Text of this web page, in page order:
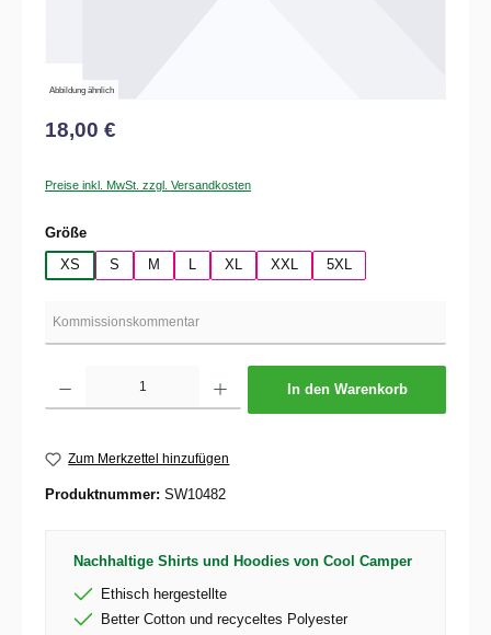
Abbildung ähnlich
18,00 €
Preise inkl. MwSt. zzgl. Versandkosten
Größeauswählen
XS
S M L XL XXL 5XL
In den Warenkorb
Zum Merkzettel hinzufügen
Produktnummer: SW10482
Nachhaltige Shirts und Hoodies von Cool Camper
Ethisch hergestellte
Better Cotton und recyceltes Polyester